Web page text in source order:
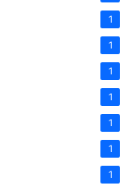
1
1
1
1
1
1
1